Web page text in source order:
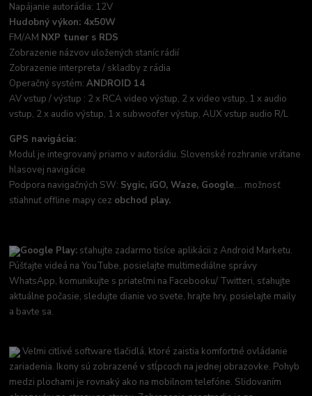
Napájanie autorádia: 12V
Hudobný výkon: 4x50W
FM/AM NXP tuner s RDS
Zobrazenie názvov uložených staníc rádií
Zobrazenie interpreta / skladby z rádia
Operačný systém:ANDROID 14
AV vstup / výstup : 2 x RCA video výstup, 2 x video vstup, 1 x audio
vstup, 2 x audio výstup, 1 x subwoofer výstup, AUX vstup audio R/L
GPS navigácia:
Modul je integrovaný priamo v autorádiu. Slovenské rozhranie vrátane
hlasovej navigácie
Podpora navigačných SW: Sygic, iGO, Waze, Google,... možnosť
stiahnuť offline mapy cez obchod play.
Google Play: sťahujte zadarmo tisíce aplikácii z Android Marketu.
Púšťajte videá na YouTube, posielajte multimediálne správy
WhatsApp, komunikujte s priateľmi na Facebooku/ Twitteri, sťahujte
aktuálne počasie, sledujte dianie vo svete, hrajte hry, posielajte maily
a bavte sa.
Veľmi citlivé software tlačidlá, ktoré zaistia komfortné ovládanie
zariadenia. Ikony sú zobrazené v stĺpcoch na jednej obrazovke. Pohyb
medzi plochami je rovnaký ako na mobilnom telefóne. Slidovaním